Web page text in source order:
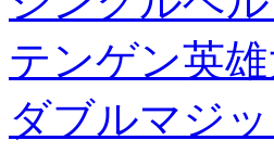
テンゲン英
ダブルマジ